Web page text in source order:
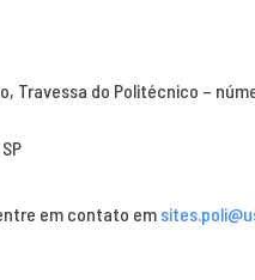
Travessa do Politécnico –
em contato em